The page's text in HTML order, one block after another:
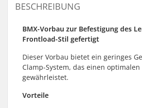
BESCHREIBUNG
BMX-Vorbau zur Befestigung des
Frontload-Stil gefertigt
Dieser Vorbau bietet ein geringes
Clamp-System, das einen
gewährleistet.
Vorteile